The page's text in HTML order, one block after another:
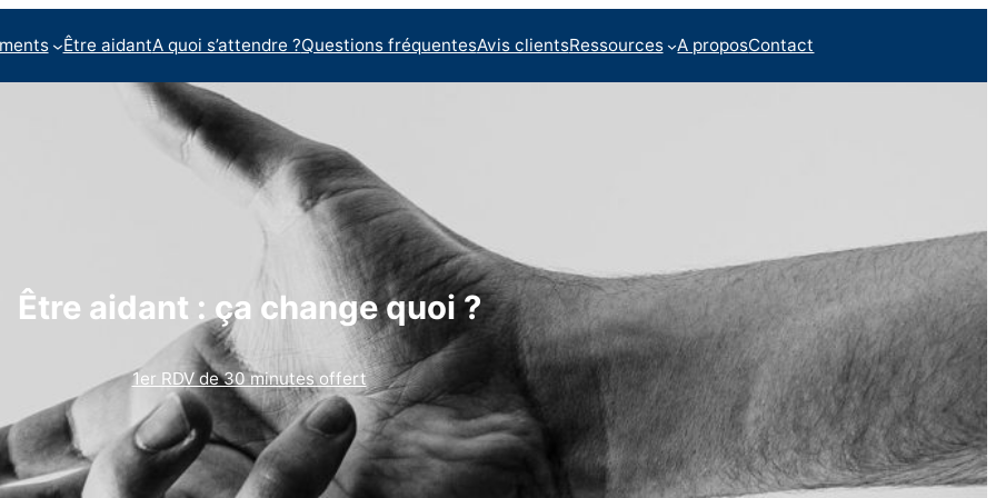
Être aidantA quoi s’attendre ?Questions fréquentesAvis clientsRessources A proposContact
Être aidant : ça change quoi ?
1er RDV de 30 minutes offert